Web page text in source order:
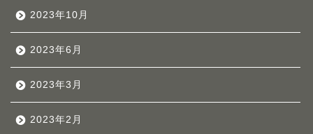
2023年10月
2023年6月
2023年3月
2023年2月